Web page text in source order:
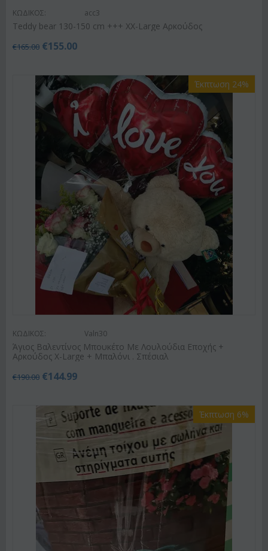
ΚΩΔΙΚΟΣ: acc3
Teddy bear 130-150 cm +++ XX-Large Αρκούδος
€165.00 €155.00
Έκπτωση 24%
ΚΩΔΙΚΟΣ: Valn30
Άγιος Βαλεντίνος Μπουκέτο Με Λουλούδια Εποχής +
Αρκούδος X-Large + Μπαλόνι . Σπέσιαλ
€190.00 €144.99
Έκπτωση 6%